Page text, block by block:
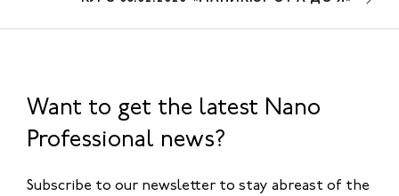
Want to get the latest Nano
Professional news?
Subscribe to our newsletter to stay abreast of the